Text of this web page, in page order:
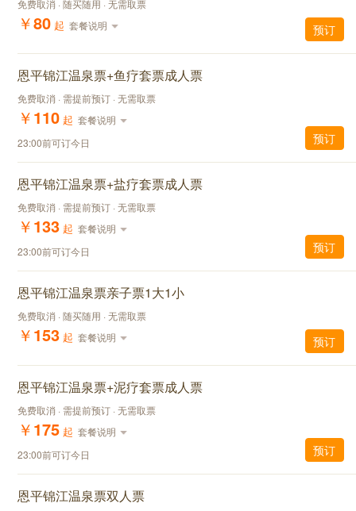
免费取消 · 随买随用 · 无需取票
￥80 起 套餐说明 预订
恩平锦江温泉票+鱼疗套票成人票
免费取消 · 需提前预订 · 无需取票
￥110 起 套餐说明
23:00前可订今日
预订
恩平锦江温泉票+盐疗套票成人票
免费取消 · 需提前预订 · 无需取票
￥133 起 套餐说明
23:00前可订今日
预订
恩平锦江温泉票亲子票1大1小
免费取消 · 随买随用 · 无需取票
￥153 起 套餐说明 预订
恩平锦江温泉票+泥疗套票成人票
免费取消 · 需提前预订 · 无需取票
￥175 起 套餐说明
23:00前可订今日
预订
恩平锦江温泉票双人票